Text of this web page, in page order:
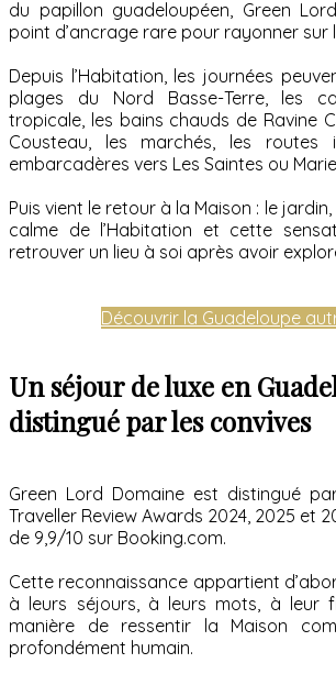
du papillon guadeloupéen, Green
point d’ancrage rare pour rayonner sur
Depuis l’Habitation, les journées
plages du Nord Basse-Terre, les
tropicale, les bains chauds de Ravine
Cousteau, les marchés, les routes
embarcadères vers Les Saintes ou
Puis vient le retour à la Maison : le
calme de l’Habitation et cette
retrouver un lieu à soi après avoir
Découvrir la Guadeloupe
Un séjour de luxe en
distingué par les convives
Green Lord Domaine est distingué
Traveller Review Awards 2024, 2025 et
de 9,9/10 sur Booking.com.
Cette reconnaissance appartient
à leurs séjours, à leurs mots, à leur
manière de ressentir la Maison
profondément humain.